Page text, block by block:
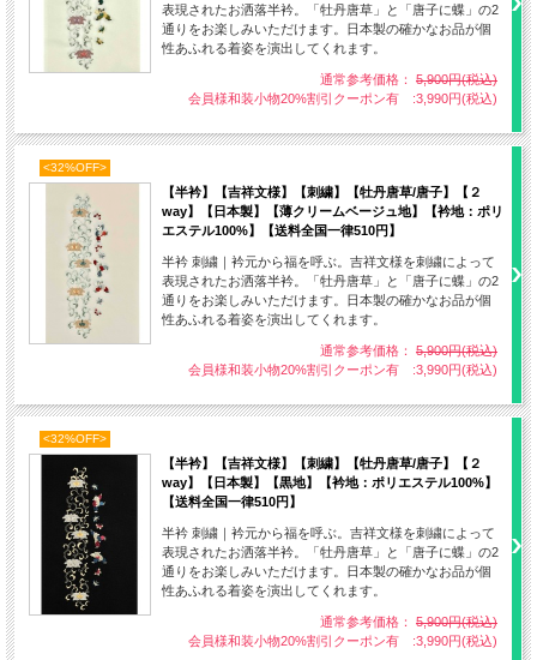
表現されたお洒落半衿。「牡丹唐草」と「唐子に蝶」の2
通りをお楽しみいただけます。日本製の確かなお品が個
性あふれる着姿を演出してくれます。
通常参考価格： 5,900円(税込)
会員様和装小物20%割引クーポン有 :3,990円(税込)
<32%OFF>
【半衿】【吉祥文様】【刺繍】【牡丹唐草/唐子】【２
way】【日本製】【薄クリームベージュ地】【衿地：ポリ
エステル100%】【送料全国一律510円】
半衿 刺繍｜衿元から福を呼ぶ。吉祥文様を刺繍によって
表現されたお洒落半衿。「牡丹唐草」と「唐子に蝶」の2
通りをお楽しみいただけます。日本製の確かなお品が個
性あふれる着姿を演出してくれます。
通常参考価格： 5,900円(税込)
会員様和装小物20%割引クーポン有 :3,990円(税込)
<32%OFF>
【半衿】【吉祥文様】【刺繍】【牡丹唐草/唐子】【２
way】【日本製】【黒地】【衿地：ポリエステル100%】
【送料全国一律510円】
半衿 刺繍｜衿元から福を呼ぶ。吉祥文様を刺繍によって
表現されたお洒落半衿。「牡丹唐草」と「唐子に蝶」の2
通りをお楽しみいただけます。日本製の確かなお品が個
性あふれる着姿を演出してくれます。
通常参考価格： 5,900円(税込)
会員様和装小物20%割引クーポン有 :3,990円(税込)